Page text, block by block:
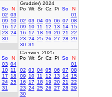
So
N
02 03
09
10
16
17
23 24
30
Grudzień 2024
Po Wt Śr Cz Pi So
N
01
02 03 04 05 06 07 08
09
10 11 12 13 14 15
16
17 18 19 20 21
22
23 24 25 26 27 28 29
30 31
So
N
03 04
10 11
17
18
24 25
31
Czerwiec 2025
Po Wt Śr Cz Pi So
N
01
02 03 04 05 06 07 08
09
10 11 12 13 14 15
16
17 18 19 20 21
22
23 24 25 26 27 28 29
30